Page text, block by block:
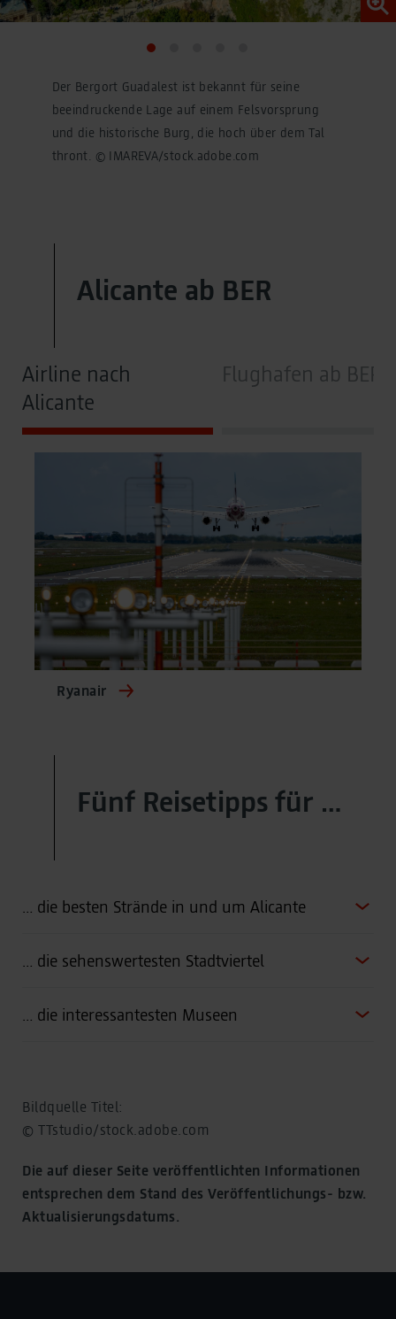
Der Bergort Guadalest ist bekannt für seine
beeindruckende Lage auf einem Felsvorsprung
und die historische Burg, die hoch über dem Tal
thront. © IMAREVA/stock.adobe.com
Alicante ab BER
Airline nach
Alicante
Flughafen ab BER
Ryanair
Fünf Reisetipps für …
… die besten Strände in und um Alicante
… die sehenswertesten Stadtviertel
… die interessantesten Museen
Bildquelle Titel:
© TTstudio/stock.adobe.com
Die auf dieser Seite veröffentlichten Informationen
entsprechen dem Stand des Veröffentlichungs- bzw.
Aktualisierungsdatums.